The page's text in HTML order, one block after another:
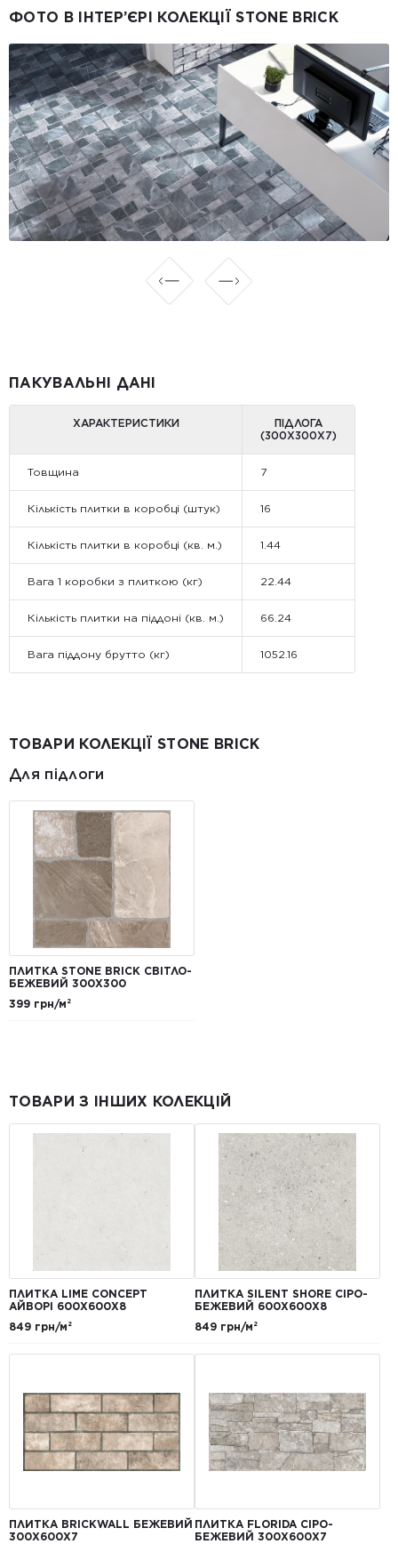
ФОТО В ІНТЕР’ЄРІ КОЛЕКЦІЇ STONE BRICK
ПАКУВАЛЬНІ ДАНІ
ХАРАКТЕРИСТИКИ
ПІДЛОГА
(300X300X7)
Товщина 7
Кількість плитки в коробці (штук) 16
Кількість плитки в коробці (кв. м.) 1.44
Вага 1 коробки з плиткою (кг) 22.44
Кількість плитки на піддоні (кв. м.) 66.24
Вага піддону брутто (кг) 1052.16
ТОВАРИ КОЛЕКЦІЇ STONE BRICK
Для підлоги
ПЛИТКА STONE BRICK СВІТЛО-
БЕЖЕВИЙ 300X300
399 грн/м²
ТОВАРИ З ІНШИХ КОЛЕКЦІЙ
ПЛИТКА LIME CONCEPT
АЙВОРІ 600Х600Х8
849 грн/м²
ПЛИТКА SILENT SHORE СІРО-
БЕЖЕВИЙ 600Х600Х8
849 грн/м²
ПЛИТКА BRICKWALL БЕЖЕВИЙ
300Х600Х7
ПЛИТКА FLORIDA СІРО-
БЕЖЕВИЙ 300Х600Х7